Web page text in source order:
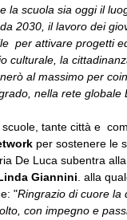
la scuola sia oggi il
2030, il lavoro dei
per attivare progetti
culturale, la
al massimo per
nella rete globale
scuole, tante città e
per sostenere le
De Luca subentra
Giannini . alla
"Ringrazio di cuore la
con impegno e